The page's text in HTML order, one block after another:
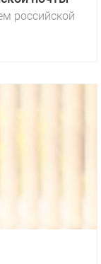
российской